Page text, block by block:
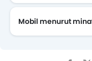
Mobil menurut